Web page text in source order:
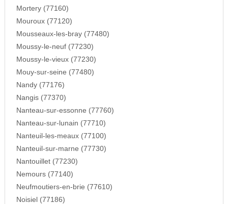
Mortery (77160)
Mouroux (77120)
Mousseaux-les-bray (77480)
Moussy-le-neuf (77230)
Moussy-le-vieux (77230)
Mouy-sur-seine (77480)
Nandy (77176)
Nangis (77370)
Nanteau-sur-essonne (77760)
Nanteau-sur-lunain (77710)
Nanteuil-les-meaux (77100)
Nanteuil-sur-marne (77730)
Nantouillet (77230)
Nemours (77140)
Neufmoutiers-en-brie (77610)
Noisiel (77186)